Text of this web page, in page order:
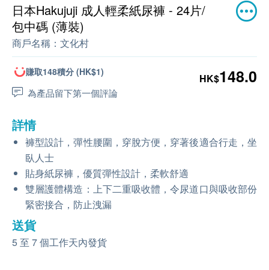
日本Hakujuji 成人輕柔紙尿褲 - 24片/
包中碼 (薄裝)
商戶名稱： 文化村
賺取148積分 (HK$1)
為產品留下第一個評論
HK$148.0
詳情
褲型設計，彈性腰圍，穿脫方便，穿著後適合行走，坐
臥人士
貼身紙尿褲，優質彈性設計，柔軟舒適
雙層護體構造：上下二重吸收體，令尿道口與吸收部份
緊密接合，防止洩漏
送貨
5 至 7 個工作天內發貨